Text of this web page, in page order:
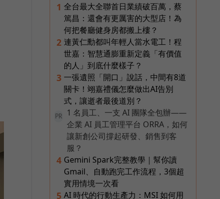
1 全台最大全聯首日業績破百萬，蔡
篤昌：還會有更厲害的大型店！為
何把餐廳健身房都搬上樓？
2 連黃仁勳都叫年輕人當水電工！程
世嘉：智慧通膨重新定義「有價值
的人」到底什麼樣子？
3 一張遺照「開口」說話，中間有8道
關卡！翊嘉禮儀怎麼做出AI告別
式，讓逝者最後道別？
PR
1 名員工、一支 AI 團隊全包辦——
企業 AI 員工管理平台 ORRA，如何
讓新創公司撐起研發、銷售到客
服？
4 Gemini Spark完整教學｜幫你讀
Gmail、自動跑完工作流程，3個超
實用情境一次看
5 AI 時代的行動生產力：MSI 如何用